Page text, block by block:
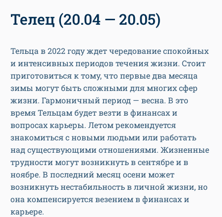
Телец (20.04 — 20.05)
Тельца в 2022 году ждет чередование спокойных
и интенсивных периодов течения жизни. Стоит
приготовиться к тому, что первые два месяца
зимы могут быть сложными для многих сфер
жизни. Гармоничный период — весна. В это
время Тельцам будет везти в финансах и
вопросах карьеры. Летом рекомендуется
знакомиться с новыми людьми или работать
над существующими отношениями. Жизненные
трудности могут возникнуть в сентябре и в
ноябре. В последний месяц осени может
возникнуть нестабильность в личной жизни, но
она компенсируется везением в финансах и
карьере.